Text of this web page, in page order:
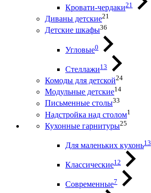
Кровати-чердаки21
Диваны детские21
Детские шкафы36
Угловые0
Стеллажи13
Комоды для детской24
Модульные детские14
Письменные столы33
Надстройка над столом1
Кухонные гарнитуры25
Для маленьких кухонь13
Классические12
Современные7